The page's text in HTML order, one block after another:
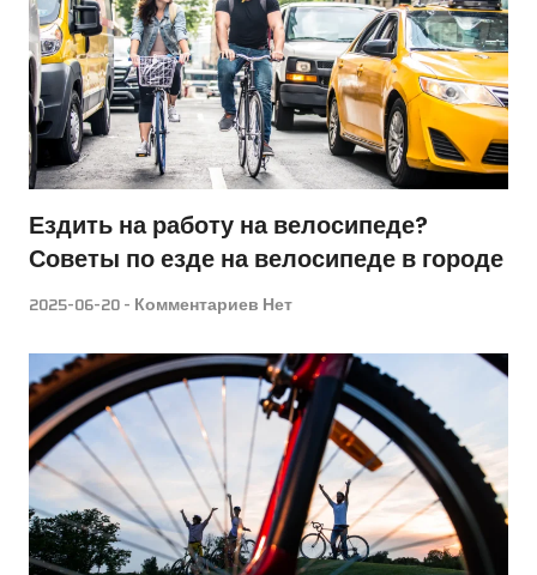
Ездить на работу на велосипеде?
Советы по езде на велосипеде в городе
2025-06-20 Комментариев Нет